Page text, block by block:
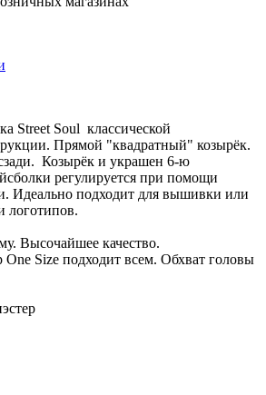
Street Soul классической
Прямой "квадратный" козырёк.
Козырёк и украшен 6-ю
регулируется при помощи
Идеально подходит для вышивки или
логотипов.
Высочайшее качество.
One Size подходит всем. Обхват головы